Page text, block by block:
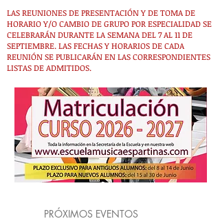
LAS REUNIONES DE PRESENTACIÓN Y DE TOMA DE
HORARIO Y/O CAMBIO DE GRUPO POR ESPECIALIDAD SE
CELEBRARÁN DURANTE LA SEMANA DEL 7 AL 11 DE
SEPTIEMBRE. LAS FECHAS Y HORARIOS DE CADA
REUNIÓN SE PUBLICARÁN EN LAS CORRESPONDIENTES
LISTAS DE ADMITIDOS.
PRÓXIMOS EVENTOS